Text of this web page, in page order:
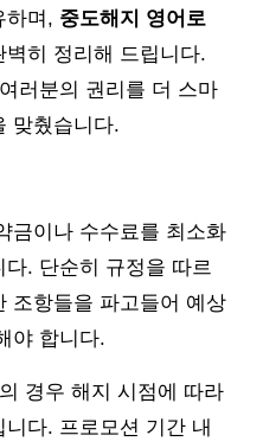
하며, 중도해지 영어로
히 정리해 드립니다.
러분의 권리를 더 스마
맞췄습니다.
금이나 수수료를 최소화
. 단순히 규정을 따르
조항들을 파고들어 예상
야 합니다.
경우 해지 시점에 따라
다. 프로모션 기간 내